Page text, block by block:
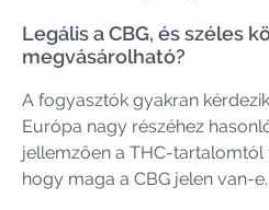
Legális a CBG, és széles
megvásárolható?
A fogyasztók gyakran
Európa nagy részéhez
jellemzően a THC-
hogy maga a CBG jelen van-e.